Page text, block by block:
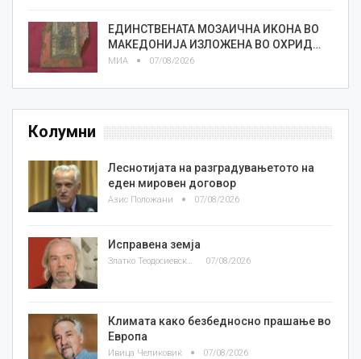
ЕДИНСТВЕНАТА МОЗАИЧНА ИКОНА ВО
МАКЕДОНИЈА ИЗЛОЖЕНА ВО ОХРИД…
МИА 07/08/2026
Колумни
Леснотијата на разградувањетото на
еден мировен договор
Азис Положани 07/08/2026
Исправена земја
Златко Теодосиевски 07/08/2026
Климата како безбедносно прашање во
Европа
Ивица Челиковиќ 07/08/2026